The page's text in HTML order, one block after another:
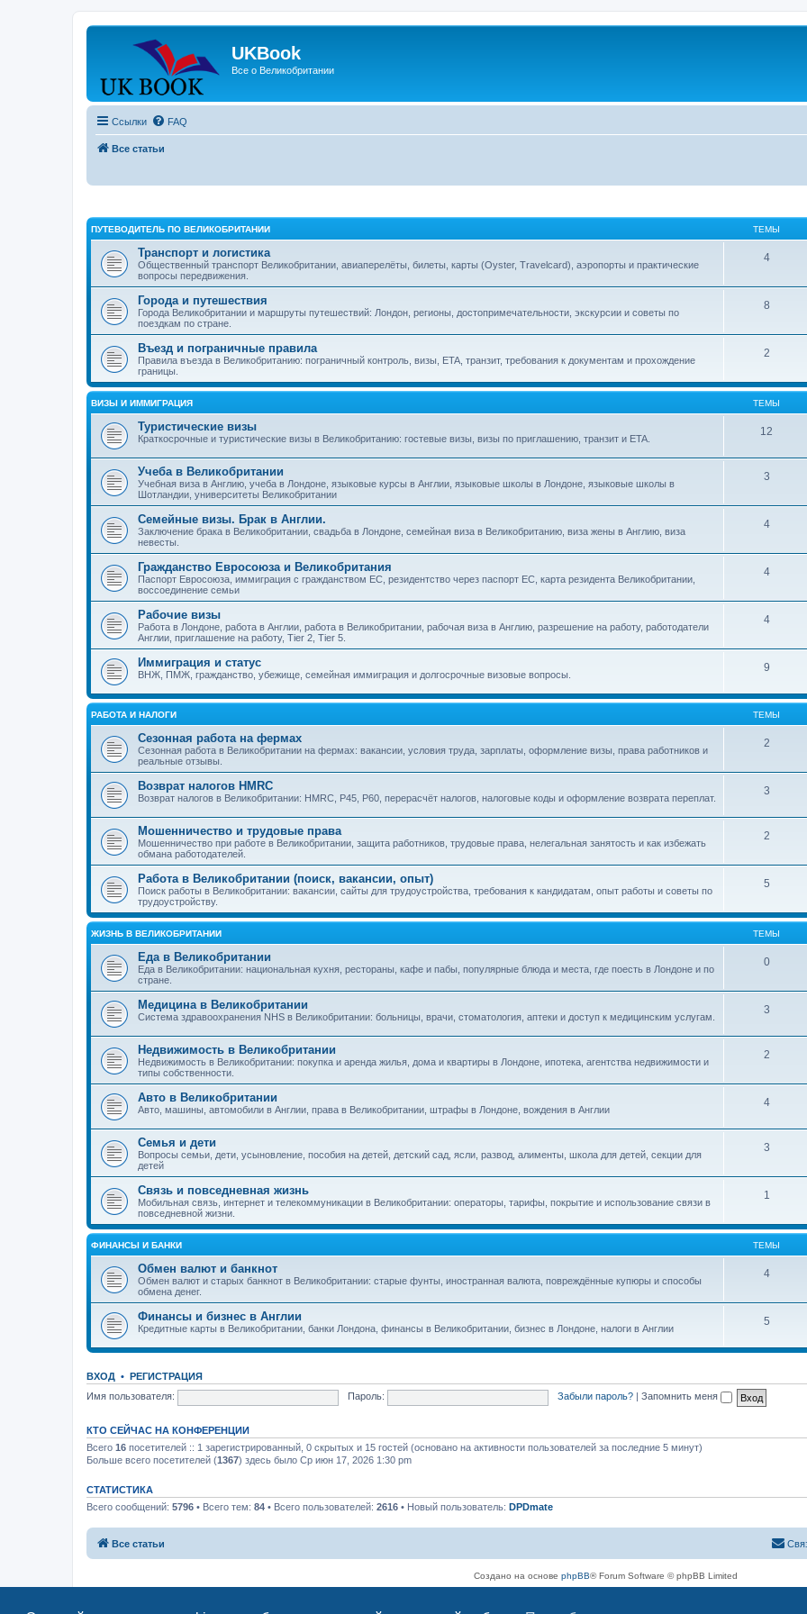
UKBook
Все о Великобритании
Ссылки FAQ
Все статьи
ПУТЕВОДИТЕЛЬ ПО ВЕЛИКОБРИТАНИИ ТЕМЫ
Транспорт и логистика
Общественный транспорт Великобритании, авиаперелёты, билеты, карты (Oyster, Travelcard), аэропорты и практические
вопросы передвижения.
4
Города и путешествия
Города Великобритании и маршруты путешествий: Лондон, регионы, достопримечательности, экскурсии и советы по
поездкам по стране.
8
Въезд и пограничные правила
Правила въезда в Великобританию: пограничный контроль, визы, ETA, транзит, требования к документам и прохождение
границы.
2
ВИЗЫ И ИММИГРАЦИЯ ТЕМЫ
Туристические визы
Краткосрочные и туристические визы в Великобританию: гостевые визы, визы по приглашению, транзит и ETA.
12
Учеба в Великобритании
Учебная виза в Англию, учеба в Лондоне, языковые курсы в Англии, языковые школы в Лондоне, языковые школы в
Шотландии, университеты Великобритании
3
Семейные визы. Брак в Англии.
Заключение брака в Великобритании, свадьба в Лондоне, семейная виза в Великобританию, виза жены в Англию, виза
невесты.
4
Гражданство Евросоюза и Великобритания
Паспорт Евросоюза, иммиграция с гражданством ЕС, резидентство через паспорт ЕС, карта резидента Великобритании,
воссоединение семьи
4
Рабочие визы
Работа в Лондоне, работа в Англии, работа в Великобритании, рабочая виза в Англию, разрешение на работу, работодатели
Англии, приглашение на работу, Tier 2, Tier 5.
4
Иммиграция и статус
ВНЖ, ПМЖ, гражданство, убежище, семейная иммиграция и долгосрочные визовые вопросы.
9
РАБОТА И НАЛОГИ ТЕМЫ
Сезонная работа на фермах
Сезонная работа в Великобритании на фермах: вакансии, условия труда, зарплаты, оформление визы, права работников и
реальные отзывы.
2
Возврат налогов HMRC
Возврат налогов в Великобритании: HMRC, P45, P60, перерасчёт налогов, налоговые коды и оформление возврата переплат.
3
Мошенничество и трудовые права
Мошенничество при работе в Великобритании, защита работников, трудовые права, нелегальная занятость и как избежать
обмана работодателей.
2
Работа в Великобритании (поиск, вакансии, опыт)
Поиск работы в Великобритании: вакансии, сайты для трудоустройства, требования к кандидатам, опыт работы и советы по
трудоустройству.
5
ЖИЗНЬ В ВЕЛИКОБРИТАНИИ ТЕМЫ
Еда в Великобритании
Еда в Великобритании: национальная кухня, рестораны, кафе и пабы, популярные блюда и места, где поесть в Лондоне и по
стране.
0
Медицина в Великобритании
Система здравоохранения NHS в Великобритании: больницы, врачи, стоматология, аптеки и доступ к медицинским услугам.
3
Недвижимость в Великобритании
Недвижимость в Великобритании: покупка и аренда жилья, дома и квартиры в Лондоне, ипотека, агентства недвижимости и
типы собственности.
2
Авто в Великобритании
Авто, машины, автомобили в Англии, права в Великобритании, штрафы в Лондоне, вождения в Англии
4
Семья и дети
Вопросы семьи, дети, усыновление, пособия на детей, детский сад, ясли, развод, алименты, школа для детей, секции для
детей
3
Связь и повседневная жизнь
Мобильная связь, интернет и телекоммуникации в Великобритании: операторы, тарифы, покрытие и использование связи в
повседневной жизни.
1
ФИНАНСЫ И БАНКИ ТЕМЫ
Обмен валют и банкнот
Обмен валют и старых банкнот в Великобритании: старые фунты, иностранная валюта, повреждённые купюры и способы
обмена денег.
4
Финансы и бизнес в Англии
Кредитные карты в Великобритании, банки Лондона, финансы в Великобритании, бизнес в Лондоне, налоги в Англии
5
ВХОД • РЕГИСТРАЦИЯ
Имя пользователя:
Пароль: Забыли пароль? Запомнить меня
КТО СЕЙЧАС НА КОНФЕРЕНЦИИ
Всего 16 посетителей :: 1 зарегистрированный, 0 скрытых и 15 гостей (основано на активности пользователей за последние 5 минут)
Больше всего посетителей (1367) здесь было Ср июн 17, 2026 1:30 pm
СТАТИСТИКА
Всего сообщений: 5796 • Всего тем: 84 • Всего пользователей: 2616 • Новый пользователь: DPDmate
Все статьи
Создано на основе phpBB® Forum Software © phpBB Limited